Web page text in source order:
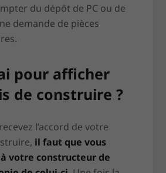
du dépôt de PC ou de
demande de pièces
pour afficher
de construire ?
l’accord de votre
il faut que vous
votre constructeur de